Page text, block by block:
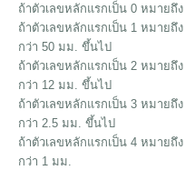
ถ้าตัวเลขหลักแรกเป็น 0 หมายถึ
ถ้าตัวเลขหลักแรกเป็น 1 หมาย
กว่า 50 มม. ขึ้นไป
ถ้าตัวเลขหลักแรกเป็น 2 หมาย
กว่า 12 มม. ขึ้นไป
ถ้าตัวเลขหลักแรกเป็น 3 หมาย
กว่า 2.5 มม. ขึ้นไป
ถ้าตัวเลขหลักแรกเป็น 4 หมาย
กว่า 1 มม.